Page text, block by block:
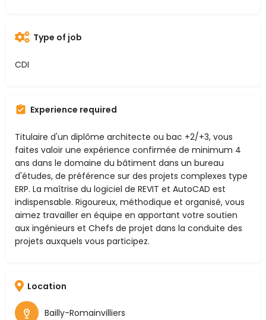
Type of job
CDI
Experience required
Titulaire d'un diplôme architecte ou bac +2/+3, vous
faites valoir une expérience confirmée de minimum 4
ans dans le domaine du bâtiment dans un bureau
d'études, de préférence sur des projets complexes type
ERP. La maîtrise du logiciel de REVIT et AutoCAD est
indispensable. Rigoureux, méthodique et organisé, vous
aimez travailler en équipe en apportant votre soutien
aux ingénieurs et Chefs de projet dans la conduite des
projets auxquels vous participez.
Location
Bailly-Romainvilliers